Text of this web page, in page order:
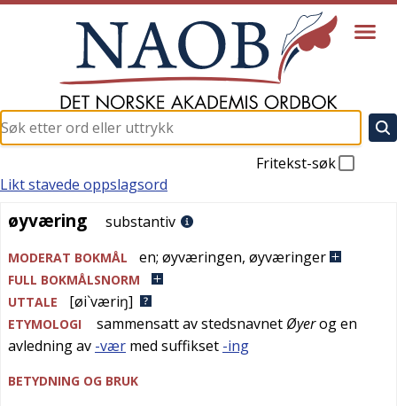
Fritekst-søk
øyværing
Likt stavede oppslagsord
øyværing substantiv
MODERAT BOKMÅL en; øyværingen, øyværinger
FULL BOKMÅLSNORM
UTTALE
[øi`væriŋ]
ETYMOLOGI sammensatt av stedsnavnet Øyerog en
avledning av -vær med suffikset -ing
BETYDNING OG BRUK